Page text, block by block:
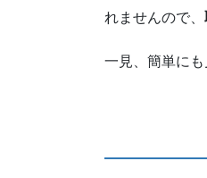
れませんので、
一見、簡単に